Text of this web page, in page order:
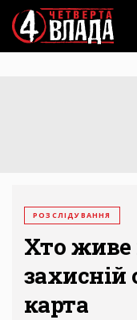
Перейти
до
основного
вмісту
РОЗСЛІДУВАННЯ
Хто живе
захисній
карта